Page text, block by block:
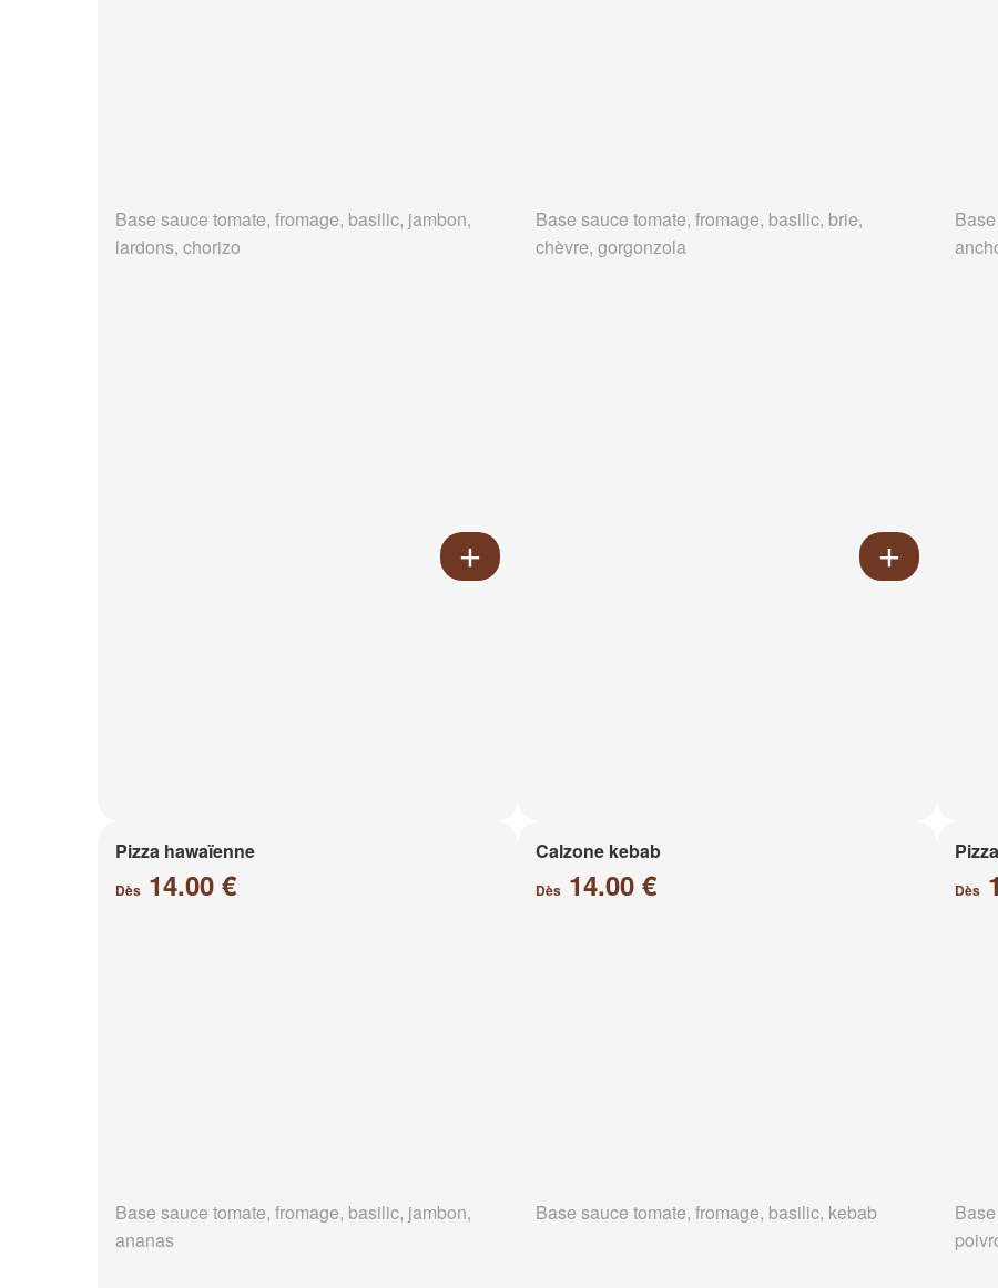
Base sauce tomate, fromage, basilic, jambon,
lardons, chorizo
Base sauce tomate, fromage, basilic, brie,
chèvre, gorgonzola
Pizza hawaïenne
Dès 14.00 €
Base sauce tomate, fromage, basilic, jambon,
ananas
Calzone kebab
Dès14.00 €
Base sauce tomate, fromage, basilic, kebab
Dès